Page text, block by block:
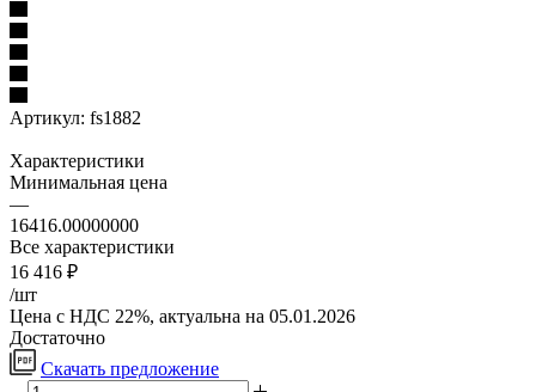
Артикул: fs1882
Характеристики
Минимальная цена
—
16416.00000000
Все характеристики
16 416 ₽
/шт
Цена с НДС 22%, актуальна на 05.01.2026
Достаточно
Скачать предложение